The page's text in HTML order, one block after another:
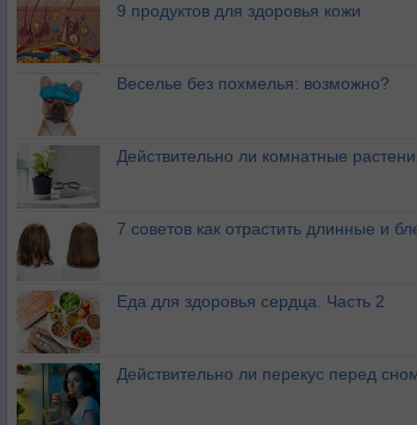
9 продуктов для здоровья кожи
Веселье без похмелья: возможно?
Действительно ли комнатные
7 советов как отрастить длинные и
Еда для здоровья сердца. Часть 2
Действительно ли перекус перед